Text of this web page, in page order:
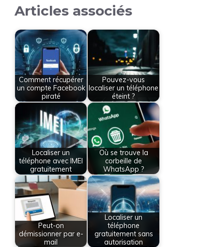
Articles associés
Comment récupérer
un compte Facebook
piraté
Pouvez-vous
localiser un téléphone
éteint ?
Localiser un
téléphone avec IMEI
gratuitement
Où se trouve la
corbeille de
WhatsApp ?
Peut-on
démissionner par e-
mail
Localiser un
téléphone
gratuitement sans
autorisation